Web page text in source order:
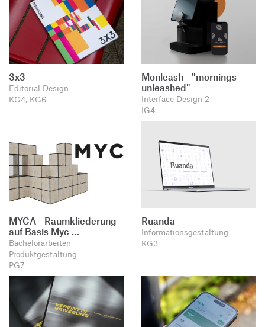
3x3
Editorial Design
KG4, KG6
Monleash - "mornings
unleashed"
Interface Design 2
IG4
MYCA - Raumkliederung
auf Basis Myc …
Bachelorarbeiten
Produktgestaltung
PG7
Ruanda
Informationsgestaltung
KG3